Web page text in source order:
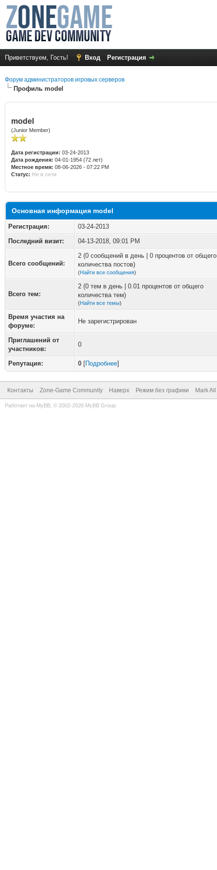
Приветствуем, Гость! Вход Регистрация
Форум администраторов игровых серверов
Профиль model
model
(Junior Member)
Дата регистрации: 03-24-2013
Дата рождения: 04-01-1954 (72 лет)
Местное время: 08-06-2026 - 07:22 PM
Статус: Не в сети
Основная информация model
Регистрация:
03-24-2013
Последний визит:
04-13-2018, 09:01 PM
Всего сообщений:
2 (0 сообщений в день | 0 процентов от общего
количества постов)
(Найти все сообщения)
Всего тем:
2 (0 тем в день | 0.01 процентов от общего
количества тем)
(Найти все темы)
Время участия на
форуме:
Не зарегистрирован
Приглашений от
участников:
0
Репутация: 0 [Подробнее]
Контакты Zone-Game Community Наверх Режим без графики Mark
Работает на MyBB , © 2002-2026 MyBB Group